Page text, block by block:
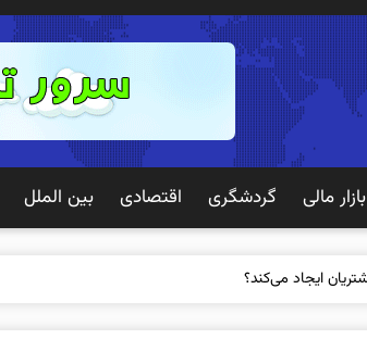
بازار مالی گردشگری اقتصادی بین الملل